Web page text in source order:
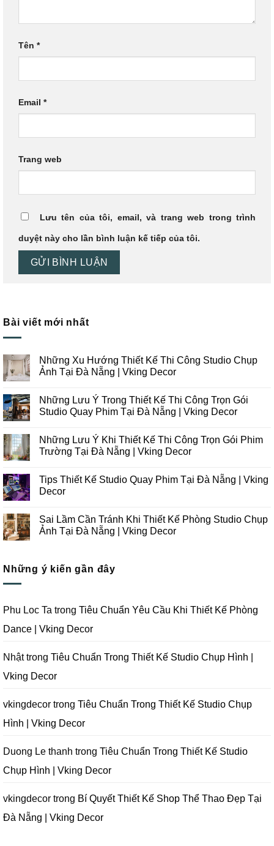
Tên *
Email *
Trang web
Lưu tên của tôi, email, và trang web trong trình
duyệt này cho lần bình luận kế tiếp của tôi.
Bài viết mới nhất
Những Xu Hướng Thiết Kế Thi Công Studio Chụp
Ảnh Tại Đà Nẵng | Vking Decor
bình
luận
ở
Hướng
Thiết
Kế
Studio
Chụp
Ảnh
Nẵng
Vking
Những Lưu Ý Trong Thiết Kế Thi Công Trọn Gói
Studio Quay Phim Tại Đà Nẵng | Vking Decor
bình
luận
ở
Ý
Trong
Thiết
Công
Trọn
Gói
Tại
Đà
Decor
Những Lưu Ý Khi Thiết Kế Thi Công Trọn Gói Phim
Trường Tại Đà Nẵng | Vking Decor
bình
luận
ở
Ý
Khi
Thiết
Trọn
Gói
Đà
Nẵng
Vking
Tips Thiết Kế Studio Quay Phim Tại Đà Nẵng | Vking
Decor
bình
luận
ở
Studio
Quay
Nẵng
|
Decor
Sai Lầm Cần Tránh Khi Thiết Kế Phòng Studio Chụp
Ảnh Tại Đà Nẵng | Vking Decor
luận
ở
Tránh
Khi
Kế
Chụp
Ảnh
Đà
Vking
Decor
Những ý kiến gần đây
Phu Loc Ta trong Tiêu Chuẩn Yêu Cầu Khi Thiết Kế Phòng
Dance | Vking Decor
Nhậttrong Tiêu Chuẩn Trong Thiết Kế Studio Chụp Hình |
Vking Decor
vkingdecor trong Tiêu Chuẩn Trong Thiết Kế Studio Chụp
Hình | Vking Decor
Duong Le thanh trong Tiêu Chuẩn Trong Thiết Kế Studio
Chụp Hình | Vking Decor
vkingdecor trong Bí Quyết Thiết Kế Shop Thể Thao Đẹp Tại
Đà Nẵng | Vking Decor